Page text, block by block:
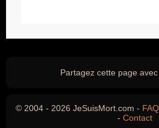
Partagez cette page
© 2004 - 2026 JeSuisMort.com - FAQ
- Contact